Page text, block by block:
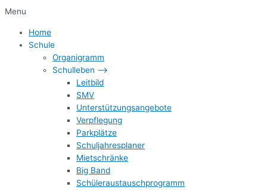
Menu
Home
Schule
Organigramm
Schulleben –>
Leitbild
SMV
Unterstützungsangebote
Verpflegung
Parkplätze
Schuljahresplaner
Mietschränke
Big Band
Schüleraustauschprogramm